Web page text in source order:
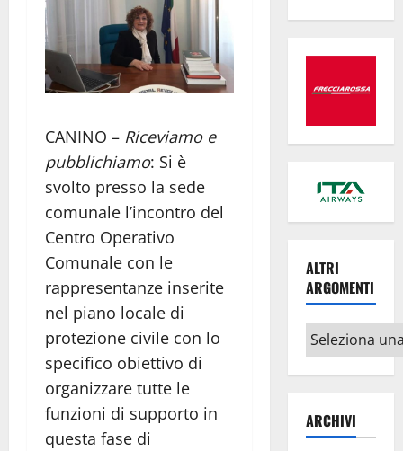
CANINO – Riceviamo e
pubblichiamo: Si è
svolto presso la sede
comunale l’incontro del
Centro Operativo
Comunale con le
rappresentanze inserite
nel piano locale di
protezione civile con lo
specifico obiettivo di
organizzare tutte le
funzioni di supporto in
questa fase di
ALTRI
ARGOMENTI
Altri
argomenti
ARCHIVI